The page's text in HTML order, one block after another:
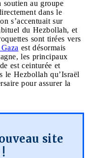
soutien au groupe
dans le
s’accentuait sur
du Hezbollah, et
sont tirées vers
est désormais
les principaux
est ceinturée et
le Hezbollah qu’Israël
pour assurer la
site